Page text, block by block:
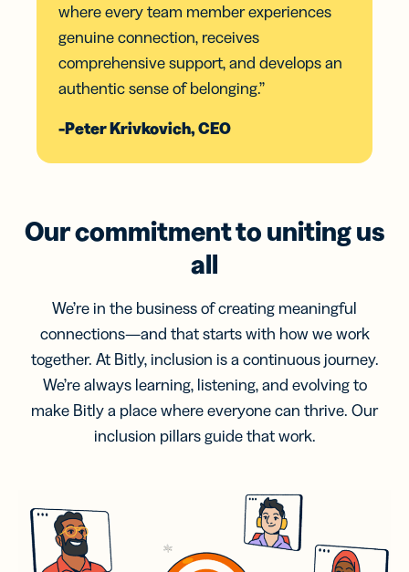
where every team member experiences
genuine connection, receives
comprehensive support, and develops an
authentic sense of belonging.”
-Peter Krivkovich, CEO
Our commitment to uniting us
all
We’re in the business of creating meaningful
connections—and that starts with how we work
together. At Bitly, inclusion is a continuous journey.
We’re always learning, listening, and evolving to
make Bitly a place where everyone can thrive. Our
inclusion pillars guide that work.